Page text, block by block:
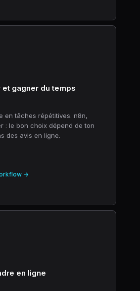
gagner du temps
en tâches répétitives. n8n,
: le bon choix dépend de ton
des avis en ligne.
→
en ligne